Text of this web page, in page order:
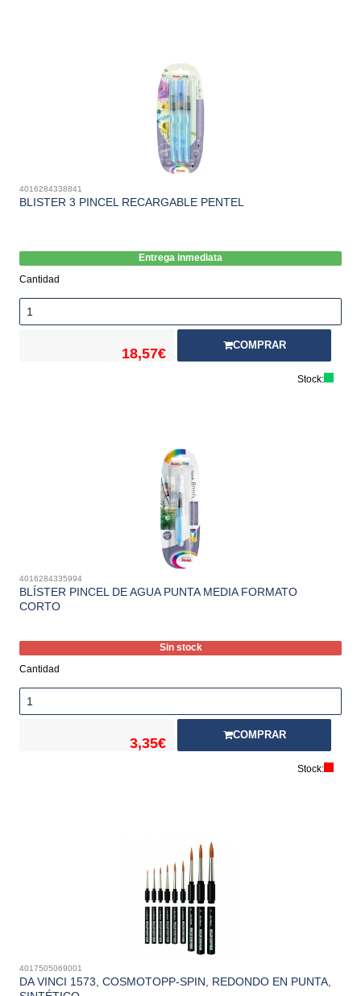
4016284338841
BLISTER 3 PINCEL RECARGABLE PENTEL
Entrega inmediata
Cantidad
18,57€
COMPRAR
Stock:
4016284335994
BLÍSTER PINCEL DE AGUA PUNTA MEDIA FORMATO
CORTO
Sin stock
Cantidad
3,35€
COMPRAR
Stock:
4017505069001
DA VINCI 1573, COSMOTOPP-SPIN, REDONDO EN PUNTA,